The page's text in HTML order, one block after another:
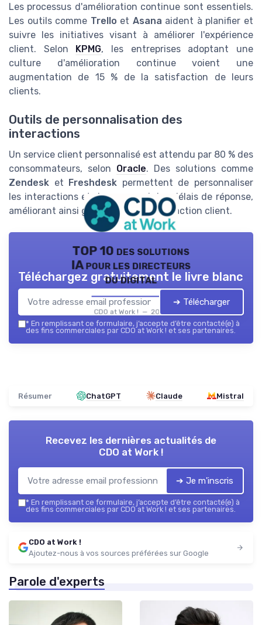
Les processus d'amélioration continue sont essentiels.
Les outils comme Trello et Asana aident à planifier et
suivre les initiatives visant à améliorer l'expérience
client. Selon KPMG, les entreprises adoptant une
culture d'amélioration continue voient une
augmentation de 15 % de la satisfaction de leurs
clients.
Outils de personnalisation des
interactions
Un service client personnalisé est attendu par 80 % des
consommateurs, selon Oracle. Des solutions comme
Zendesk et Freshdesk permettent de personnaliser
les interactions et de raccourcir les délais de réponse,
améliorant ainsi globalement la satisfaction client.
TOP 10 des solutions
IA pour les directeurs
du digital
CDO at Work ! — 2026
Téléchargez gratuitement le livre blanc
➔ Télécharger
* En remplissant ce formulaire, j’accepte d’être contacté(e) à
des fins commerciales par CDO at Work ! et ses partenaires.
Résumer ChatGPT Claude Mistral
Recevez les dernières actualités de
CDO at Work !
➔ Je m'inscris
* En remplissant ce formulaire, j’accepte d’être contacté(e) à
des fins commerciales par CDO at Work ! et ses partenaires.
CDO at Work !
Ajoutez-nous à vos sources préférées sur Google
Parole d'experts